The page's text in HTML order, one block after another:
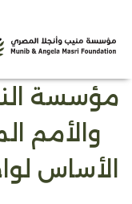
content
مؤسسة
والأمم
الأساس